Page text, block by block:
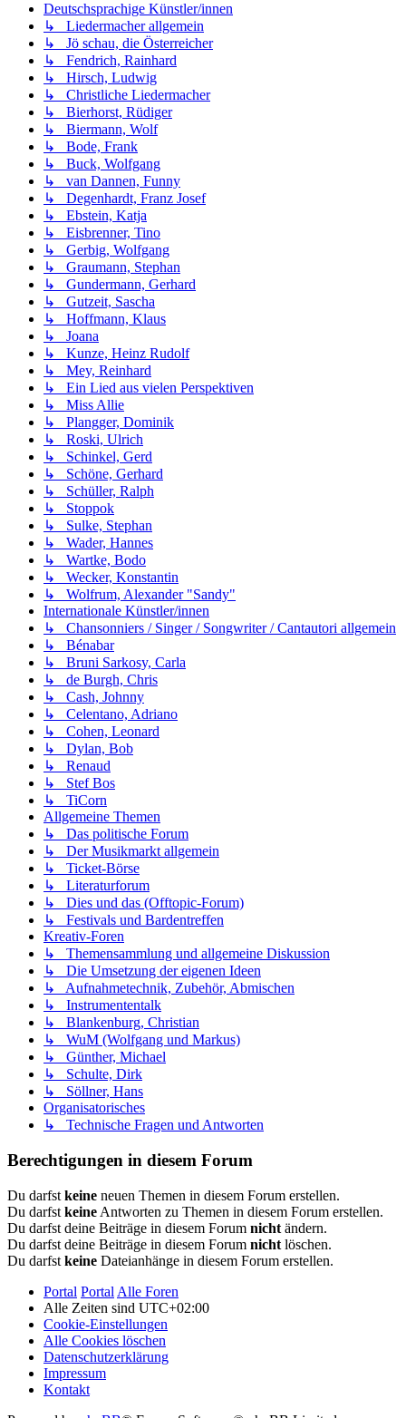
Deutschsprachige Künstler/innen
↳ Liedermacher allgemein
↳ Jö schau, die Österreicher
↳ Fendrich, Rainhard
↳ Hirsch, Ludwig
↳ Christliche Liedermacher
↳ Bierhorst, Rüdiger
↳ Biermann, Wolf
↳ Bode, Frank
↳ Buck, Wolfgang
↳ van Dannen, Funny
↳ Degenhardt, Franz Josef
↳ Ebstein, Katja
↳ Eisbrenner, Tino
↳ Gerbig, Wolfgang
↳ Graumann, Stephan
↳ Gundermann, Gerhard
↳ Gutzeit, Sascha
↳ Hoffmann, Klaus
↳ Joana
↳ Kunze, Heinz Rudolf
↳ Mey, Reinhard
↳ Ein Lied aus vielen Perspektiven
↳ Miss Allie
↳ Plangger, Dominik
↳ Roski, Ulrich
↳ Schinkel, Gerd
↳ Schöne, Gerhard
↳ Schüller, Ralph
↳ Stoppok
↳ Sulke, Stephan
↳ Wader, Hannes
↳ Wartke, Bodo
↳ Wecker, Konstantin
↳ Wolfrum, Alexander "Sandy"
Internationale Künstler/innen
↳ Chansonniers / Singer / Songwriter / Cantautori allgemein
↳ Bénabar
↳ Bruni Sarkosy, Carla
↳ de Burgh, Chris
↳ Cash, Johnny
↳ Celentano, Adriano
↳ Cohen, Leonard
↳ Dylan, Bob
↳ Renaud
↳ Stef Bos
↳ TiCorn
Allgemeine Themen
↳ Das politische Forum
↳ Der Musikmarkt allgemein
↳ Ticket-Börse
↳ Literaturforum
↳ Dies und das (Offtopic-Forum)
↳ Festivals und Bardentreffen
Kreativ-Foren
↳ Themensammlung und allgemeine Diskussion
↳ Die Umsetzung der eigenen Ideen
↳ Aufnahmetechnik, Zubehör, Abmischen
↳ Instrumententalk
↳ Blankenburg, Christian
↳ WuM (Wolfgang und Markus)
↳ Günther, Michael
↳ Schulte, Dirk
↳ Söllner, Hans
Organisatorisches
↳ Technische Fragen und Antworten
Berechtigungen in diesem Forum
Du darfst keine neuen Themen in diesem Forum erstellen.
Du darfst keine Antworten zu Themen in diesem Forum erstellen.
Du darfst deine Beiträge in diesem Forum nicht ändern.
Du darfst deine Beiträge in diesem Forum nicht löschen.
Du darfst keine Dateianhänge in diesem Forum erstellen.
Portal Portal Alle Foren
Alle Zeiten sind UTC+02:00
Cookie-Einstellungen
Alle Cookies löschen
Datenschutzerklärung
Impressum
Kontakt